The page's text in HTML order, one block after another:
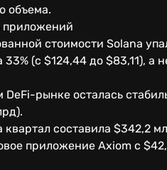
объема.
приложений
стоимости Solana
(с $124,44 до $83,11), а
рынке осталась
составила $342,2
приложение Axiom с